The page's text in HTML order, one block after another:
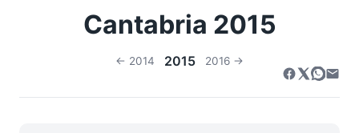
Cantabria 2015
← 2014 2015 2016 →